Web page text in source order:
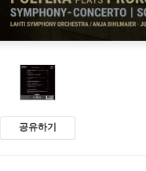
공유하기